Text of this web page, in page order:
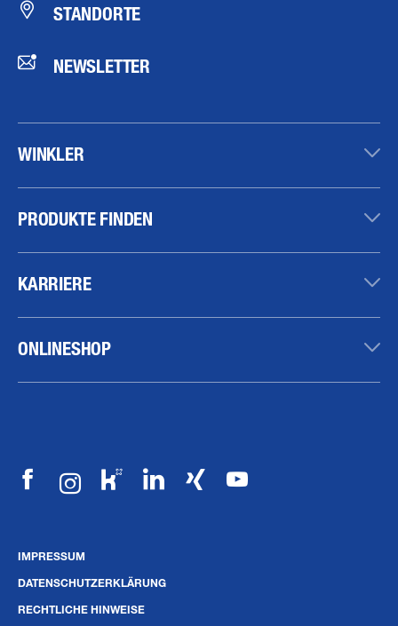
STANDORTE
NEWSLETTER
WINKLER
PRODUKTE FINDEN
KARRIERE
ONLINESHOP
IMPRESSUM
DATENSCHUTZERKLÄRUNG
RECHTLICHE HINWEISE